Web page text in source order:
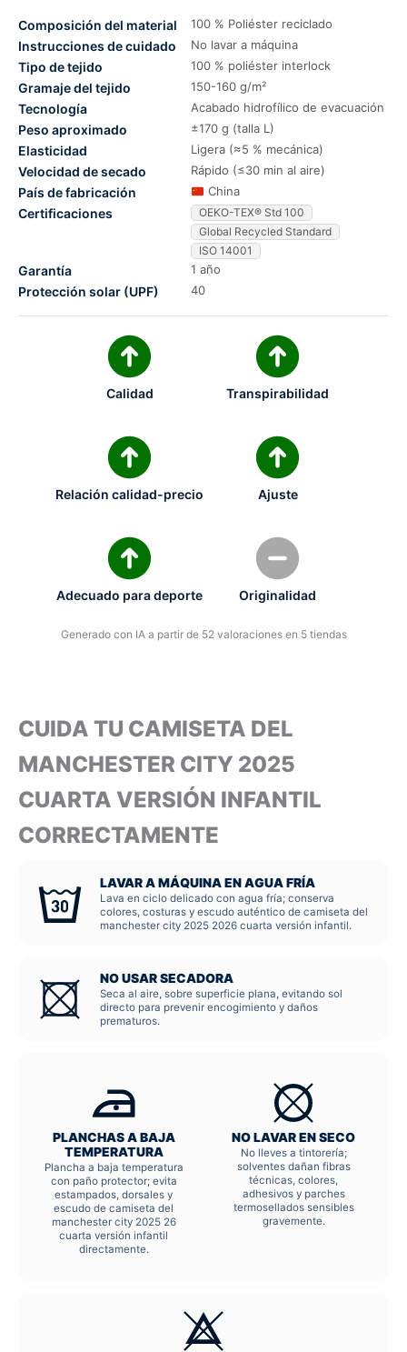
Composición del material 100 % Poliéster reciclado
Instrucciones de cuidado No lavar a máquina
Tipo de tejido 100 % poliéster interlock
Gramaje del tejido 150-160 g/m²
Tecnología Acabado hidrofílico de evacuación
Peso aproximado ±170 g (talla L)
Elasticidad Ligera (≈5 % mecánica)
Velocidad de secado Rápido (≤30 min al aire)
País de fabricación China
Certificaciones
OEKO-TEX® Std 100
Global Recycled Standard
ISO 14001
Garantía 1 año
Protección solar (UPF) 40
Calidad Transpirabilidad
Relación calidad-precio Ajuste
Adecuado para deporte Originalidad
Generado con IA a partir de 52 valoraciones en 5 tiendas
CUIDA TU CAMISETA DEL
MANCHESTER CITY 2025
CUARTA VERSIÓN INFANTIL
CORRECTAMENTE
LAVAR A MÁQUINA EN AGUA FRÍA
Lava en ciclo delicado con agua fría; conserva
colores, costuras y escudo auténtico de camiseta del
manchester city 2025 2026 cuarta versión infantil.
NO USAR SECADORA
Seca al aire, sobre superficie plana, evitando sol
directo para prevenir encogimiento y daños
prematuros.
PLANCHAS A BAJA
TEMPERATURA
Plancha a baja temperatura
con paño protector; evita
estampados, dorsales y
escudo de camiseta del
manchester city 2025 26
cuarta versión infantil
directamente.
NO LAVAR EN SECO
No lleves a tintorería;
solventes dañan fibras
técnicas, colores,
adhesivos y parches
termosellados sensibles
gravemente.